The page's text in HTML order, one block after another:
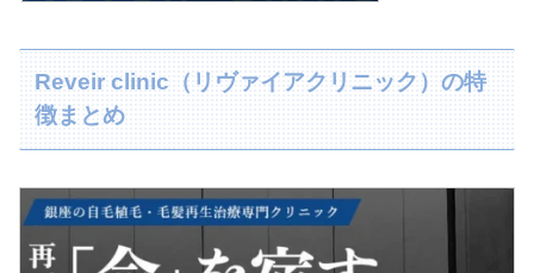
Reveir clinic（リヴァイアクリニック）の特
徴まとめ